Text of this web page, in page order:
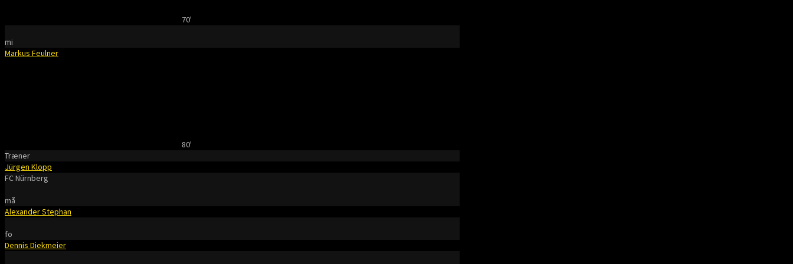
70'
mi
Markus Feulner
80'
Træner
Jürgen Klopp
FC Nürnberg
må
Alexander Stephan
fo
Dennis Diekmeier